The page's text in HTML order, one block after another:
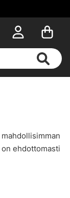
ehdottomasti